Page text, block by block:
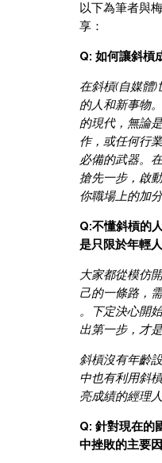
以下為筆者與
享：
Q: 如何讓斜槓
在斜槓(自媒體
的人和新事物
的現代，無論
作，或任何行
必備的武器。
搶先一步，啟
你職場上的加分
Q:不懂斜槓的
是只限於年輕
大家都從模仿
己的一條路，
。下定決心開
出第一步，才
斜槓沒有年齡
中也有利用斜
亮成績的經理人
Q: 針對現在的
中挫敗的主要